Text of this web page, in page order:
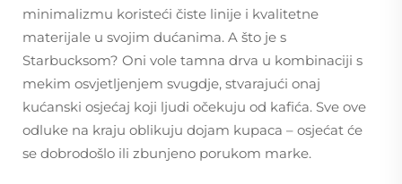
minimalizmu koristeći čiste linije i kvalitetne
materijale u svojim dućanima. A što je s
Starbucksom? Oni vole tamna drva u kombinaciji s
mekim osvjetljenjem svugdje, stvarajući onaj
kućanski osjećaj koji ljudi očekuju od kafića. Sve ove
odluke na kraju oblikuju dojam kupaca – osjećat će
se dobrodošlo ili zbunjeno porukom marke.